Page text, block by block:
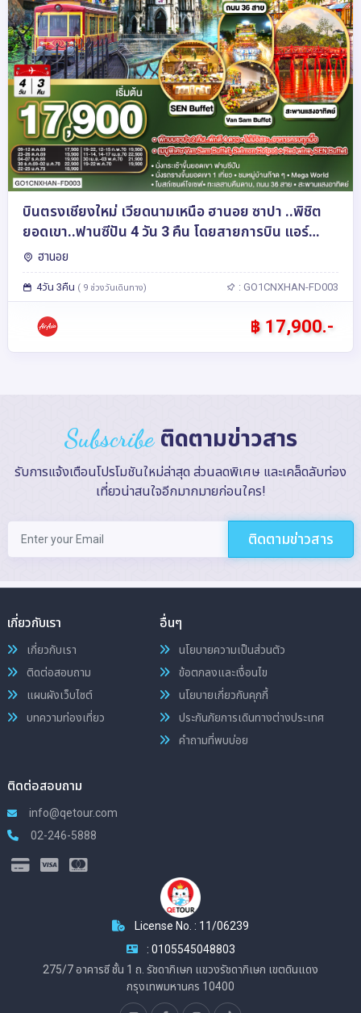
บินตรงเชียงใหม่ เวียดนามเหนือ ฮานอย ซาปา ..พิชิต
ยอดเขา..ฟานซีปัน 4 วัน 3 คืน โดยสายการบิน แอร์
เอเชีย (FD) ** พักโรงแรม ระดับ 4 ดาว **
ฮานอย
4วัน 3คืน ( 9 ช่วงวันเดินทาง) : GO1CNXHAN-FD003
฿ 17,900.-
Subscribe ติดตามข่าวสาร
รับการแจ้งเตือนโปรโมชันใหม่ล่าสุด ส่วนลดพิเศษ และเคล็ดลับท่อง
เที่ยวน่าสนใจอีกมากมายก่อนใคร!
ติดตามข่าวสาร
เกี่ยวกับเรา
เกี่ยวกับเรา
ติดต่อสอบถาม
แผนผังเว็บไซต์
บทความท่องเที่ยว
อื่นๆ
นโยบายความเป็นส่วนตัว
ข้อตกลงและเงื่อนไข
นโยบายเกี่ยวกับคุกกี้
ประกันภัยการเดินทางต่างประเทศ
คำถามที่พบบ่อย
ติดต่อสอบถาม
info@qetour.com
02-246-5888
License No. : 11/06239
: 0105545048803
275/7 อาคารซี ชั้น 1 ถ. รัชดาภิเษก แขวงรัชดาภิเษก เขตดินแดง
กรุงเทพมหานคร 10400